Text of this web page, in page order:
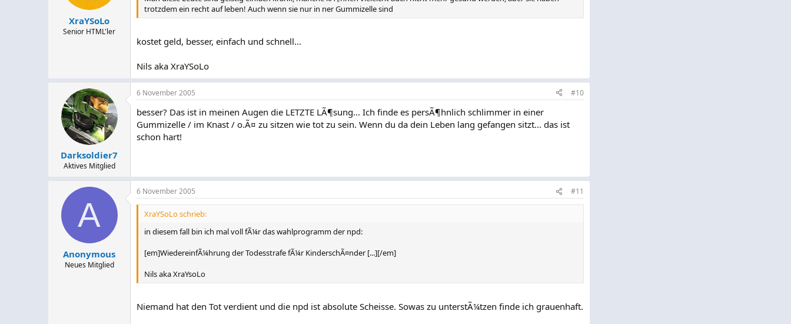
XraYSoLo
Senior HTML'ler
trotzdem ein recht auf leben! Auch wenn sie nur in ner Gummizelle sind
kostet geld, besser, einfach und schnell...
Nils aka XraYSoLo
Darksoldier7
Aktives Mitglied
6 November 2005 #10
besser? Das ist in meinen Augen die LETZTE LÃ¶sung... Ich finde es persÃ¶hnlich schlimmer in einer
Gummizelle / im Knast / o.Ã¤ zu sitzen wie tot zu sein. Wenn du da dein Leben lang gefangen sitzt... das ist
schon hart!
A
Anonymous
Neues Mitglied
6 November 2005 #11
XraYSoLo schrieb:
in diesem fall bin ich mal voll fÃ¼r das wahlprogramm der npd:
[em]WiedereinfÃ¼hrung der Todesstrafe fÃ¼r KinderschÃ¤nder [...][/em]
Nils aka XraYsoLo
Niemand hat den Tot verdient und die npd ist absolute Scheisse. Sowas zu unterstÃ¼tzen finde ich grauenhaft.